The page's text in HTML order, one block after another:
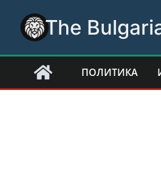
content
The
ПОЛИТИКА